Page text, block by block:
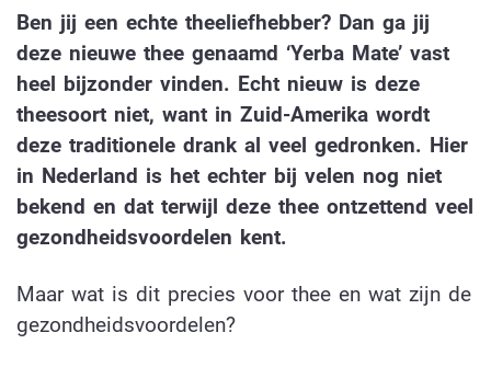
Ben jij een echte theeliefhebber? Dan ga jij
deze nieuwe thee genaamd ‘Yerba Mate’ vast
heel bijzonder vinden. Echt nieuw is deze
theesoort niet, want in Zuid-Amerika wordt
deze traditionele drank al veel gedronken. Hier
in Nederland is het echter bij velen nog niet
bekend en dat terwijl deze thee ontzettend veel
gezondheidsvoordelen kent.
Maar wat is dit precies voor thee en wat zijn de
gezondheidsvoordelen?